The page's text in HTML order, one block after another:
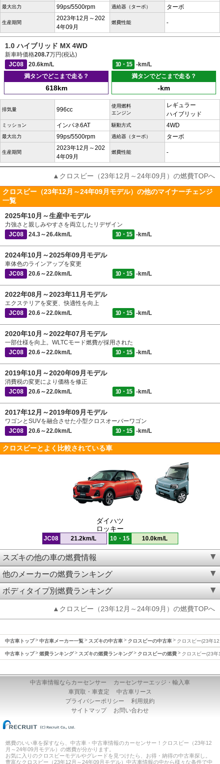
最大出力 99ps/5500rpm 過給器（ターボ） ターボ
生産期間
2023年12月～202
4年09月
燃費性能 -
1.0 ハイブリッド MX 4WD
新車時価格208.7万円(税込)
JC08
20.6km/L 10・15
-km/L
満タンでどこまで走る？
618km
満タンでどこまで走る？
-km
排気量 996cc
使用燃料
エンジン
レギュラー
ハイブリッド
ミッション インパネ6AT 駆動方式 4WD
最大出力 99ps/5500rpm 過給器（ターボ） ターボ
生産期間
2023年12月～202
4年09月
燃費性能 -
▲クロスビー（23年12月～24年09月）の燃費TOPへ
クロスビー（23年12月～24年09月モデル）の他のマイナーチェンジ
一覧
2025年10月～生産中モデル
力強さと親しみやすさを両立したリデザイン
JC08
24.3～26.4km/L 10・15 -km/L
2024年10月～2025年09月モデル
車体色のラインアップを変更
JC08
20.6～22.0km/L 10・15 -km/L
2022年08月～2023年11月モデル
エクステリアを変更、快適性を向上
JC08
20.6～22.0km/L 10・15 -km/L
2020年10月～2022年07月モデル
一部仕様を向上。WLTCモード燃費が採用された
JC08
20.6～22.0km/L 10・15 -km/L
2019年10月～2020年09月モデル
消費税の変更により価格を修正
JC08
20.6～22.0km/L 10・15 -km/L
2017年12月～2019年09月モデル
ワゴンとSUVを融合させた小型クロスオーバーワゴン
JC08
20.6～22.0km/L 10・15 -km/L
クロスビーとよく比較されている車
ダイハツ
ロッキー
JC08 21.2km/L 10・15 10.0km/L
スズキの他の車の燃費情報
他のメーカーの燃費ランキング
ボディタイプ別燃費ランキング
▲クロスビー（23年12月～24年09月）の燃費TOPへ
中古車トップ 中古車メーカー一覧 スズキの中古車 クロスビーの中古車 クロスビー(23年
中古車トップ 燃費ランキング スズキの燃費ランキング クロスビーの燃費 クロスビー(23
中古車情報ならカーセンサー
カーセンサーエッジ・輸入車
車買取・車査定
中古車リース
プライバシーポリシー
利用規約
サイトマップ
お問い合わせ
燃費のいい車を探すなら、中古車・中古車情報のカーセンサー！クロスビー（23年12
月～24年09月モデル）の燃費が分かります。
お気に入りのクロスビーモデルやグレードを見つけたら、お得・納得の中古車探し。
豊富なクロスビー（23年12月～24年09月モデル）中古車情報の中から様々な条件で中